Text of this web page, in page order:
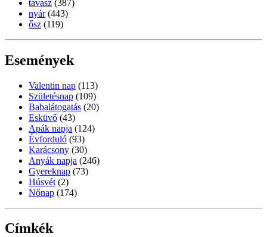
tavasz (387)
nyár (443)
ősz (119)
Események
Valentin nap (113)
Születésnap (109)
Babalátogatás (20)
Esküvő (43)
Apák napja (124)
Évforduló (93)
Karácsony (30)
Anyák napja (246)
Gyereknap (73)
Húsvét (2)
Nőnap (174)
Címkék